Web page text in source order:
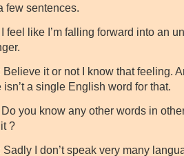
few sentences.
feel like I’m falling forward into an
Believe it or not I know that feeling.
isn’t a single English word for that.
Do you know any other words in
?
Sadly I don’t speak very many